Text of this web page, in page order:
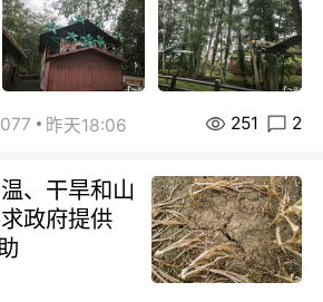
昨天18:06 251 2
、干旱和山
政府提供